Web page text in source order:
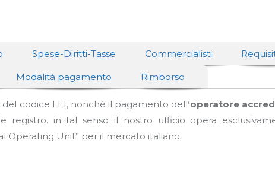
Spese-Diritti-Tasse Commercialisti
Modalità pagamento Rimborso
codice LEI, nonchè il pagamento dell‘operatore
registro. in tal senso il nostro ufficio opera
Operating Unit” per il mercato italiano.